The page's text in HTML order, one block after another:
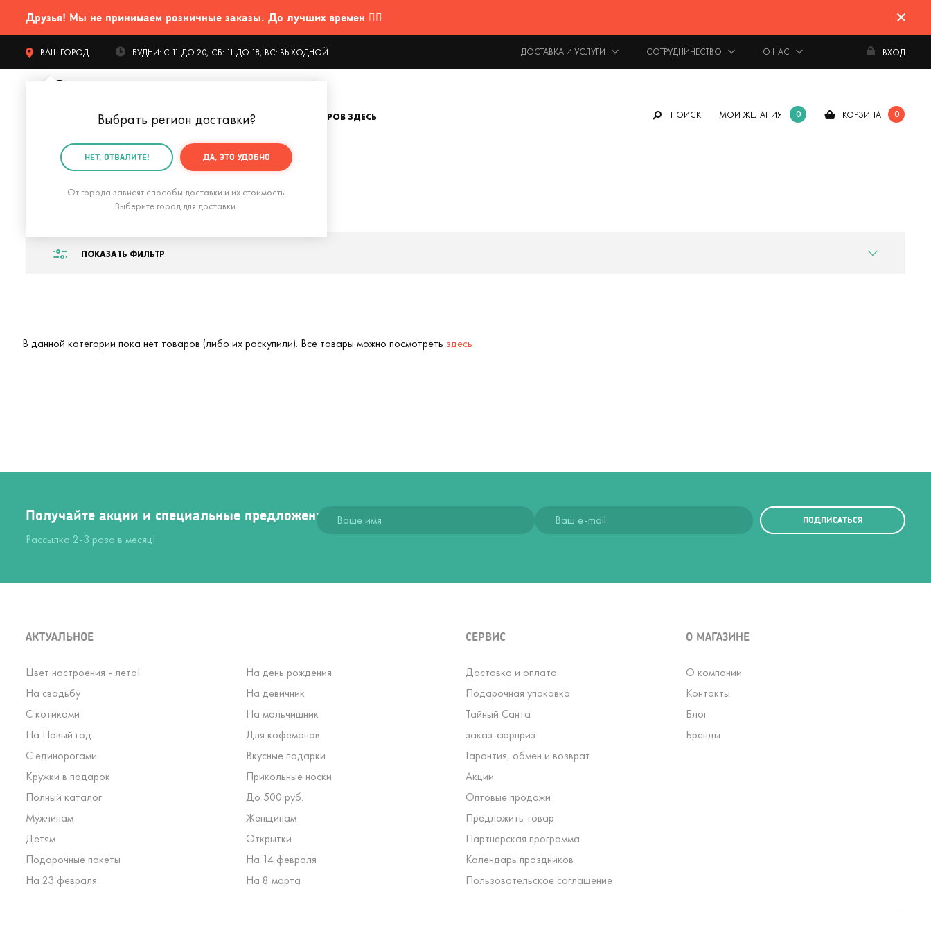
Друзья! Мы не принимаем розничные заказы. До лучших времен 🤷‍♂️
ВАШ ГОРОД
Выбрать регион доставки?
НЕТ, ОТВАЛИТЕ! ДА, ЭТО УДОБНО
От города зависят способы доставки и их стоимость.
Выберите город для доставки.
БУДНИ: С 11 ДО 20, СБ: 11 ДО 18, ВС: ВЫХОДНОЙ ДОСТАВКА И УСЛУГИ СОТРУДНИЧЕСТВО О НАС ВХОД
КАТАЛОГ ТОВАРОВ ЗДЕСЬ ПОИСК МОИ ЖЕЛАНИЯ 0 КОРЗИНА 0
Главная Подарок летчику
Подарок летчику
ПОКАЗАТЬ ФИЛЬТР
В данной категории пока нет товаров (либо их раскупили). Все товары можно посмотреть здесь
Получайте акции и специальные предложения
Рассылка 2-3 раза в месяц!
ПОДПИСАТЬСЯ
АКТУАЛЬНОЕ
Цвет настроения - лето!
На день рождения
На свадьбу
На девичник
С котиками
На мальчишник
На Новый год
Для кофеманов
С единорогами
Вкусные подарки
Кружки в подарок
Прикольные носки
Полный каталог
До 500 руб.
Мужчинам
Женщинам
Детям
Открытки
Подарочные пакеты
На 14 февраля
На 23 февраля
На 8 марта
СЕРВИС
Доставка и оплата
Подарочная упаковка
Тайный Санта
заказ-сюрприз
Гарантия, обмен и возврат
Акции
Оптовые продажи
Предложить товар
Партнерская программа
Календарь праздников
Пользовательское соглашение
О МАГАЗИНЕ
О компании
Контакты
Блог
Бренды